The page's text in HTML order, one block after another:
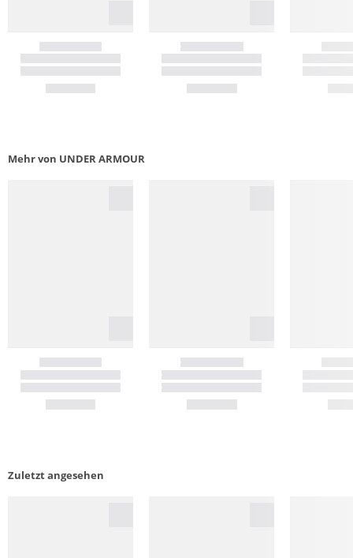
Mehr von UNDER ARMOUR
Zuletzt angesehen